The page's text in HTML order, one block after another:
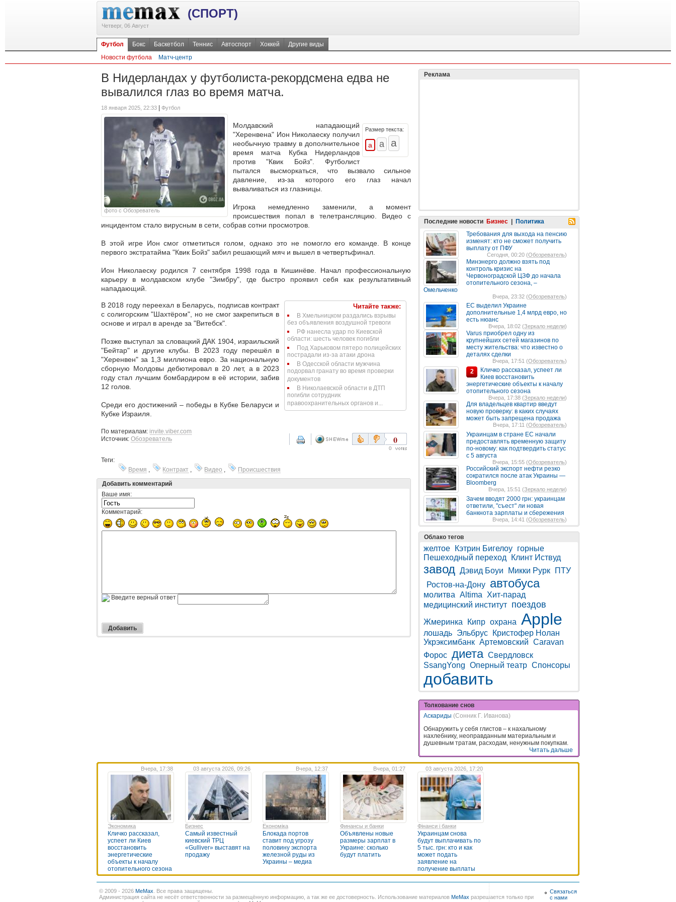
(СПОРТ)
Четверг, 06 Август
Футбол Бокс Баскетбол Теннис Автоспорт Хоккей
Другие виды
Новости футбола
Матч-центр
В Нидерландах у футболиста-рекордсмена едва не
вывалился глаз во время матча.
18 января 2025, 22:33 Футбол
фото с Обозреватель
Размер текста:
Молдавский нападающий
"Херенвена" Ион Николаеску получил
необычную травму в дополнительное
время матча Кубка Нидерландов
против "Квик Бойз". Футболист
пытался высморкаться, что вызвало сильное
давление, из-за которого его глаз начал
вываливаться из глазницы.
Игрока немедленно заменили, а момент
происшествия попал в телетрансляцию. Видео с
инцидентом стало вирусным в сети, собрав сотни просмотров.
В этой игре Ион смог отметиться голом, однако это не помогло его команде. В конце
первого экстратайма "Квик Бойз" забил решающий мяч и вышел в четвертьфинал.
Ион Николаеску родился 7 сентября 1998 года в Кишинёве. Начал профессиональную
карьеру в молдавском клубе "Зимбру", где быстро проявил себя как результативный
нападающий.
Читайте также:
В Хмельницком раздались взрывы
без объявления воздушной тревоги
РФ нанесла удар по Киевской
области: шесть человек погибли
Под Харьковом пятеро полицейских
пострадали из-за атаки дрона
В Одесской области мужчина
подорвал гранату во время проверки
документов
В Николаевской области в ДТП
погибли сотрудник
правоохранительных органов и...
В 2018 году переехал в Беларусь, подписав контракт
с солигорским "Шахтёром", но не смог закрепиться в
основе и играл в аренде за "Витебск".
Позже выступал за словацкий ДАК 1904, израильский
"Бейтар" и другие клубы. В 2023 году перешёл в
"Херенвен" за 1,3 миллиона евро. За национальную
сборную Молдовы дебютировал в 20 лет, а в 2023
году стал лучшим бомбардиром в её истории, забив
12 голов.
Среди его достижений – победы в Кубке Беларуси и
Кубке Израиля.
По материалам: invite.viber.com
Источник: Обозреватель 0
0
Теги:
Время , Контракт , Видео ,
Происшествия
Добавить комментарий
Ваше имя:
Комментарий:
Введите верный ответ
Реклама
Последние новости Бизнес
Политика
Требования для выхода на пенсию
изменят: кто не сможет получить
выплату от ПФУ
Сегодня, 00:20 (Обозреватель)
Минэнерго должно взять под
контроль кризис на
Червоноградской ЦЗФ до начала
отопительного сезона, –
Омельченко
Вчера, 23:32 (Обозреватель)
ЕС выделил Украине
дополнительные 1,4 млрд евро, но
есть нюанс
Вчера, 18:02 (Зеркало недели)
Varus приобрел одну из
крупнейших сетей магазинов по
месту жительства: что известно о
деталях сделки
Вчера, 17:51 (Обозреватель)
2
Кличко рассказал, успеет ли
Киев восстановить
энергетические объекты к началу
отопительного сезона
Вчера, 17:38 (Зеркало недели)
Для владельцев квартир введут
новую проверку: в каких случаях
может быть запрещена продажа
Вчера, 17:11 (Обозреватель)
Украинцам в стране ЕС начали
предоставлять временную защиту
по-новому: как подтвердить статус
с 5 августа
Вчера, 15:55 (Обозреватель)
Российский экспорт нефти резко
сократился после атак Украины —
Bloomberg
Вчера, 15:51 (Зеркало недели)
Зачем вводят 2000 грн: украинцам
ответили, "съест" ли новая
банкнота зарплаты и сбережения
Вчера, 14:41 (Обозреватель)
Облако тегов
желтое Кэтрин Бигелоу горные
Пешеходный переход
Клинт Иствуд
завод Дэвид Боуи Микки Рурк
ПТУ
Ростов-на-Дону автобуса
молитва Altima
Хит-парад
медицинский институт поездов
Жмеринка Кипр охрана Apple
лошадь Эльбрус
Кристофер Нолан
Укрэксимбанк Артемовский Caravan
Форос диета Свердловск
SsangYong Оперный театр Спонсоры
добавить
Толкование снов
Аскариды (Сонник Г. Иванова)
Обнаружить у себя глистов – к нахальному
нахлебнику, неоправданным материальным и
душевным тратам, расходам, ненужным покупкам.
Читать дальше
Вчера, 17:38
Экономика
Кличко рассказал,
успеет ли Киев
восстановить
энергетические
объекты к началу
отопительного сезона
03 августа 2026, 09:26
Бизнес
Самый известный
киевский ТРЦ
«Gulliver» выставят на
продажу
Вчера, 12:37
Економіка
Блокада портов
ставит под угрозу
половину экспорта
железной руды из
Украины – медиа
Вчера, 01:27
Финансы и банки
Объявлены новые
размеры зарплат в
Украине: сколько
будут платить
03 августа 2026, 17:20
Фінанси і банки
Украинцам снова
будут выплачивать по
5 тыс. грн: кто и как
может подать
заявление на
получение выплаты
© 2009 - 2026 MeMax . Все права защищены.
Администрация сайта не несёт ответственности за размещённую информацию, а так же ее достоверность. Использование материалов MeMax разрешается только при
Связаться
с нами